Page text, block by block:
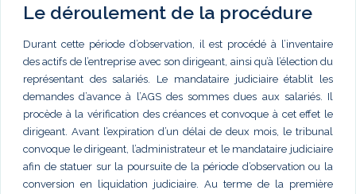
Le déroulement de la procédure
Durant cette période d’observation, il est procédé à l’inventaire
des actifs de l’entreprise avec son dirigeant, ainsi qu’à l’élection du
représentant des salariés. Le mandataire judiciaire établit les
demandes d’avance à l’AGS des sommes dues aux salariés. Il
procède à la vérification des créances et convoque à cet effet le
dirigeant. Avant l’expiration d’un délai de deux mois, le tribunal
convoque le dirigeant, l’administrateur et le mandataire judiciaire
afin de statuer sur la poursuite de la période d’observation ou la
conversion en liquidation judiciaire. Au terme de la première